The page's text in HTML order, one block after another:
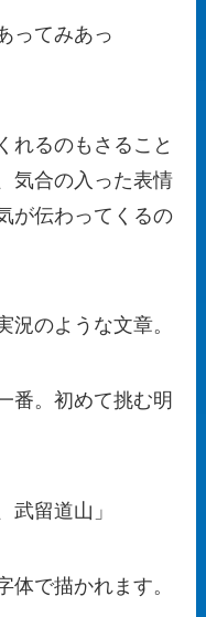
ってみあっ
れるのもさること
気合の入った表情
が伝わってくるの
況のような文章。
番。初めて挑む明
武留道山」
体で描かれます。